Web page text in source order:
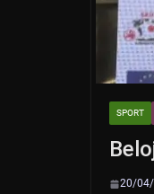
SPORT
20/